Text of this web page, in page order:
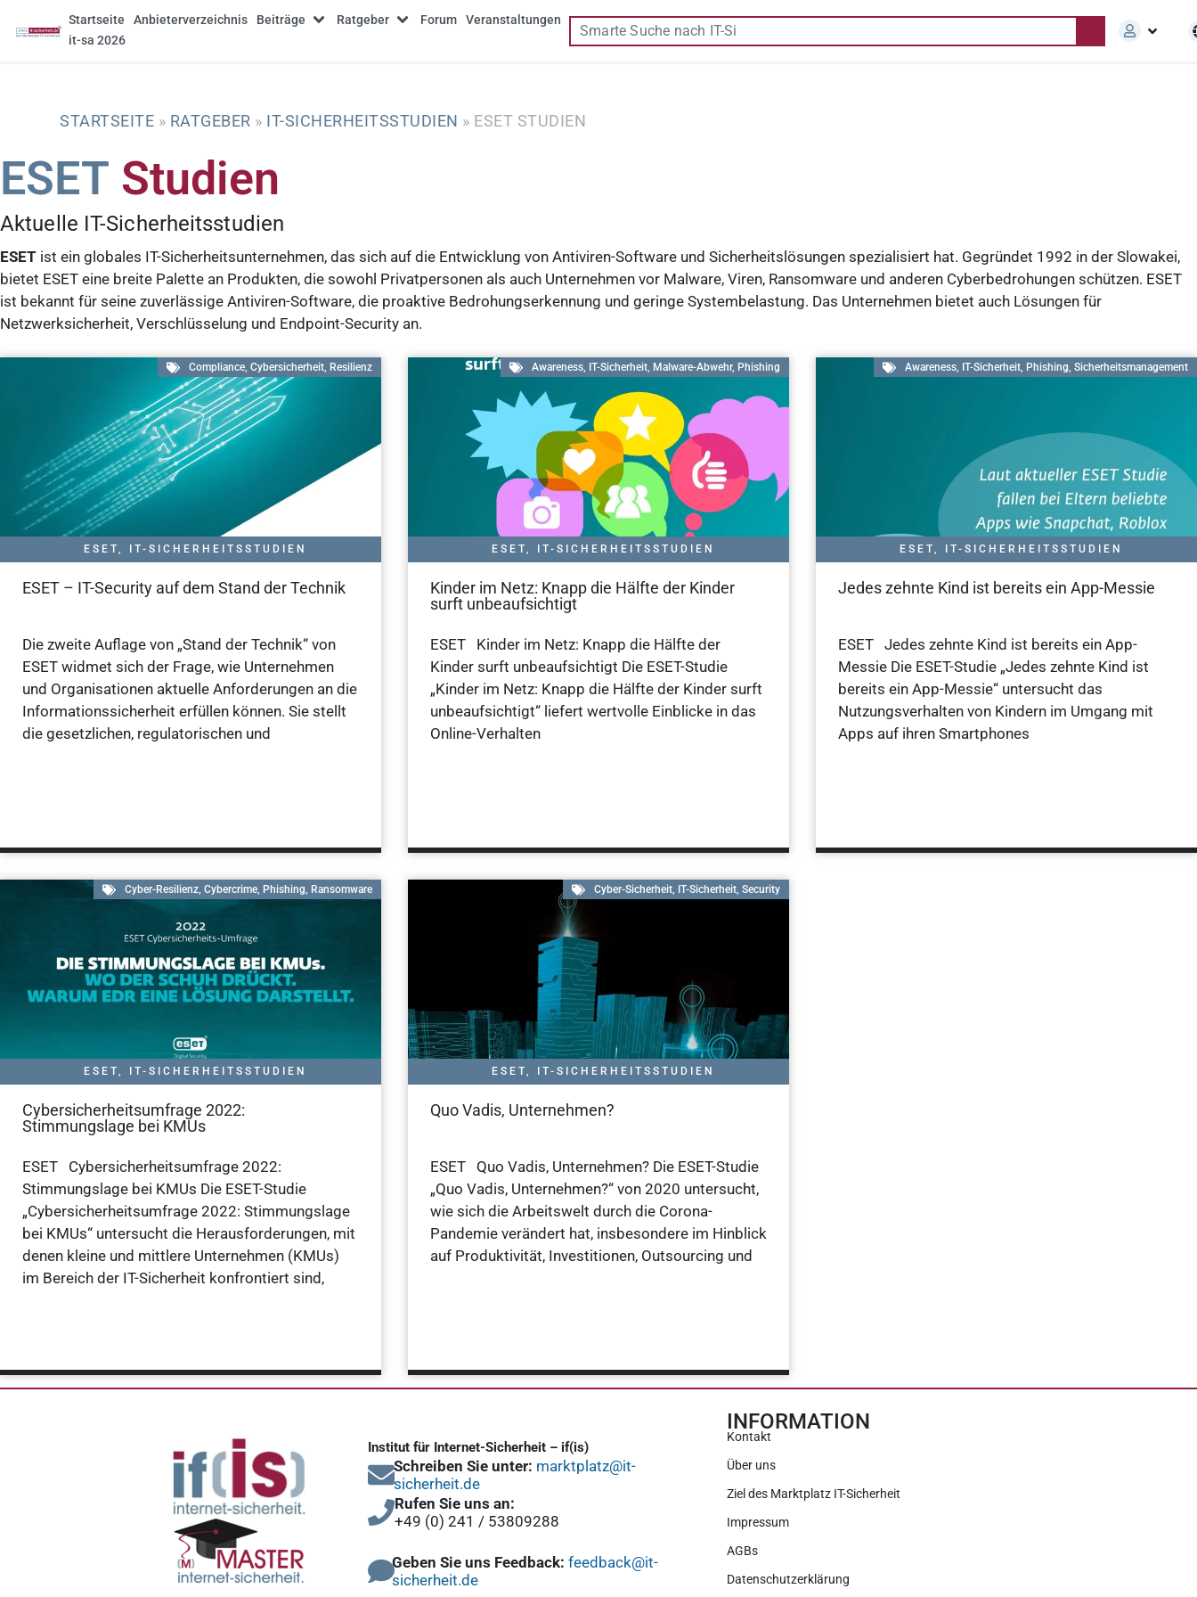
Startseite Anbieterverzeichnis Beiträge Ratgeber Forum
Veranstaltungen
it-sa 2026
STARTSEITE » RATGEBER » IT-SICHERHEITSSTUDIEN » ESET STUDIEN
ESET Studien
Aktuelle IT-Sicherheitsstudien
ESET ist ein globales IT-Sicherheitsunternehmen, das sich auf die Entwicklung von Antiviren-Software und Sicherheitslösungen spezialisiert hat. Gegründet 1992 in der Slowakei,
bietet ESET eine breite Palette an Produkten, die sowohl Privatpersonen als auch Unternehmen vor Malware, Viren, Ransomware und anderen Cyberbedrohungen schützen. ESET
ist bekannt für seine zuverlässige Antiviren-Software, die proaktive Bedrohungserkennung und geringe Systembelastung. Das Unternehmen bietet auch Lösungen für
Netzwerksicherheit, Verschlüsselung und Endpoint-Security an.
Compliance, Cybersicherheit, Resilienz
ESET, IT-SICHERHEITSSTUDIEN
ESET – IT-Security auf dem Stand der Technik
Die zweite Auflage von „Stand der Technik“ von
ESET widmet sich der Frage, wie Unternehmen
und Organisationen aktuelle Anforderungen an die
Informationssicherheit erfüllen können. Sie stellt
die gesetzlichen, regulatorischen und
Awareness, IT-Sicherheit, Malware-Abwehr, Phishing
ESET, IT-SICHERHEITSSTUDIEN
Kinder im Netz: Knapp die Hälfte der Kinder
surft unbeaufsichtigt
ESET Kinder im Netz: Knapp die Hälfte der
Kinder surft unbeaufsichtigt Die ESET-Studie
„Kinder im Netz: Knapp die Hälfte der Kinder surft
unbeaufsichtigt“ liefert wertvolle Einblicke in das
Online-Verhalten
Awareness, IT-Sicherheit, Phishing, Sicherheitsmanagement
ESET, IT-SICHERHEITSSTUDIEN
Jedes zehnte Kind ist bereits ein App-Messie
ESET Jedes zehnte Kind ist bereits ein App-
Messie Die ESET-Studie „Jedes zehnte Kind ist
bereits ein App-Messie“ untersucht das
Nutzungsverhalten von Kindern im Umgang mit
Apps auf ihren Smartphones
Cyber-Resilienz, Cybercrime, Phishing, Ransomware
ESET, IT-SICHERHEITSSTUDIEN
Cybersicherheitsumfrage 2022:
Stimmungslage bei KMUs
ESET Cybersicherheitsumfrage 2022:
Stimmungslage bei KMUs Die ESET-Studie
„Cybersicherheitsumfrage 2022: Stimmungslage
bei KMUs“ untersucht die Herausforderungen, mit
denen kleine und mittlere Unternehmen (KMUs)
im Bereich der IT-Sicherheit konfrontiert sind,
Cyber-Sicherheit, IT-Sicherheit, Security
ESET, IT-SICHERHEITSSTUDIEN
Quo Vadis, Unternehmen?
ESET Quo Vadis, Unternehmen? Die ESET-Studie
„Quo Vadis, Unternehmen?“ von 2020 untersucht,
wie sich die Arbeitswelt durch die Corona-
Pandemie verändert hat, insbesondere im Hinblick
auf Produktivität, Investitionen, Outsourcing und
Institut für Internet-Sicherheit – if(is)
Schreiben Sie unter: marktplatz@it-
sicherheit.de
Rufen Sie uns an:
+49 (0) 241 / 53809288
Geben Sie uns Feedback: feedback@it-
sicherheit.de
INFORMATION
Kontakt
Über uns
Ziel des Marktplatz IT-Sicherheit
Impressum
AGBs
Datenschutzerklärung